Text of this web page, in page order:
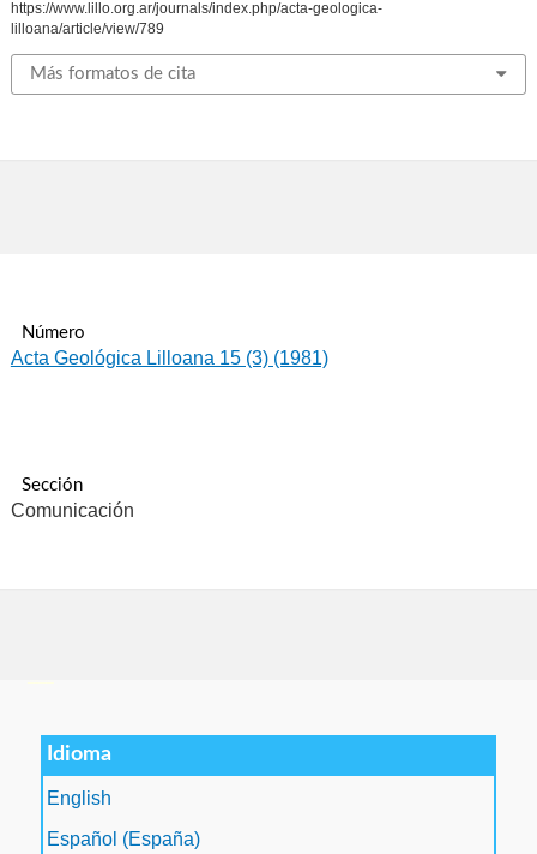
https://www.lillo.org.ar/journals/index.php/acta-geologica-
lilloana/article/view/789
Más formatos de cita
Número
Acta Geológica Lilloana 15 (3) (1981)
Sección
Comunicación
Idioma
English
Español (España)